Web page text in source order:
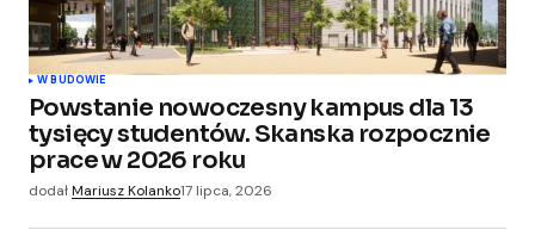
W BUDOWIE
Powstanie nowoczesny kampus dla 13
tysięcy studentów. Skanska rozpocznie
prace w 2026 roku
dodałMariusz Kolanko17 lipca, 2026